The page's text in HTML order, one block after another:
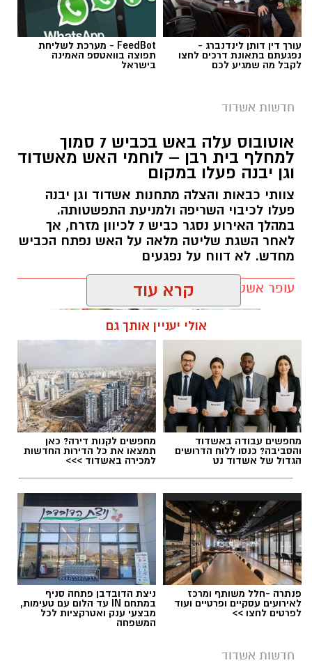
עורך דין דותן לינדנברג -
נפגעתם בתאונת דרכים לחצו
לקבל מה שמגיע לכם
FeedBot - מערכת לשליחת
תפוצה בוואטספ האמינה
בישראל
חדשות אשדוד
אוטובוס עלה באש בכביש 7 סמוך
למחלף בית רבן – לוחמי האש מאשדוד
וגן יבנה פעלו במקום
צוותי כבאות והצלה מתחנות אשדוד וגן יבנה
פעלו לכיבוי השריפה ולמניעת התפשטותה.
במהלך האירוע נסגר כביש 7 לכיוון מזרח, אך
לאחר השגת שליטה מלאה על האש נפתח הכביש
מחדש. לא דווח על נפגעים
עופר אשטוקר / 20:52 08.08.26
תגים:שריפת אוטובוס כביש 7
קרא עוד
אולי יעניין אותך גם
מחפשים עבודה באשדוד
והסביבה? כנסו ללוח הדרושים
הגדול של אשדוד נט
מחפשים לקנות דירה? כאן
תמצאו את כל הדירות החדשות
למכירה באשדוד >>>
פנתרה -חלל משותף ומרכז
לאירועים עסקיים ופרטיים ועוד
לפרטים לחצו >>
ניצת הדובדבן פתחה סניף
במתחם IN עד הלום עם טעימות,
מבצעי ענק ואטרקציות לכל
המשפחה
חדשות אשדוד